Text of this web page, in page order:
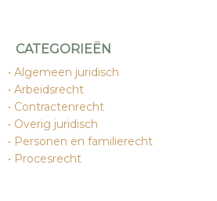
CATEGORIEËN
Algemeen juridisch
Arbeidsrecht
Contractenrecht
Overig juridisch
Personen en familierecht
Procesrecht